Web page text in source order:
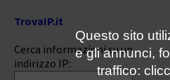
TrovaIP.it
Cerca informazioni su un
indirizzo IP:
Questo sito
e gli annunci,
traffico: